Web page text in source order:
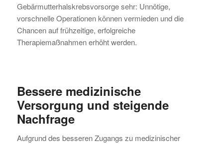
Gebärmutterhalskrebsvorsorge sehr: Unnötige,
vorschnelle Operationen können vermieden und die
Chancen auf frühzeitige, erfolgreiche
Therapiemaßnahmen erhöht werden.
Bessere medizinische
Versorgung und steigende
Nachfrage
Aufgrund des besseren Zugangs zu medizinischer